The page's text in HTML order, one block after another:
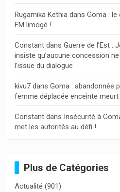
r
Rugamika Kethia dans Goma : le
FM limogé !
Constant dans Guerre de l’Est :
insiste qu’aucune concession
l’issue du dialogue
kivu7 dans Goma : abandonnée
femme déplacée enceinte meurt
Constant dans Insécurité à
met les autorités au défi !
Plus de Catégories
Actualité (901)